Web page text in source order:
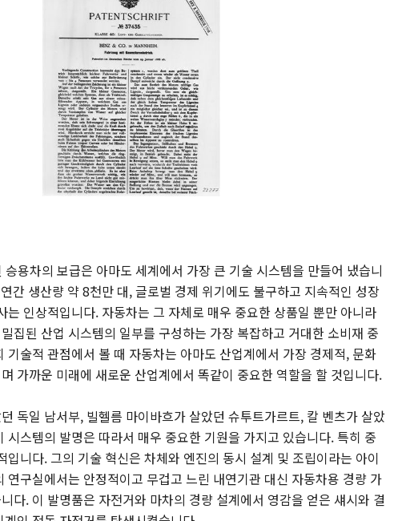
용차의 보급은 아마도 세계에서 가장 큰 기술 시스템을 만들어 냈습니
간 생산량 약 8천만 대, 글로벌 경제 위기에도 불구하고 지속적인 성장
는 인상적입니다. 자동차는 그 자체로 매우 중요한 상품일 뿐만 아니라
집된 산업 시스템의 일부를 구성하는 가장 복잡하고 거대한 소비재 중
기술적 관점에서 볼 때 자동차는 아마도 산업계에서 가장 경제적, 문화
가까운 미래에 새로운 산업계에서 똑같이 중요한 역할을 할 것입니다.
독일 남서부, 빌헬름 마이바흐가 살았던 슈투트가르트, 칼 벤츠가 살았
시스템의 발명은 따라서 매우 중요한 기원을 가지고 있습니다. 특히 중
입니다. 그의 기술 혁신은 차체와 엔진의 동시 설계 및 조립이라는 아이
연구실에서는 안정적이고 무겁고 느린 내연기관 대신 자동차용 경량 가
다. 이 발명품은 자전거와 마차의 경량 설계에서 영감을 얻은 섀시와 결